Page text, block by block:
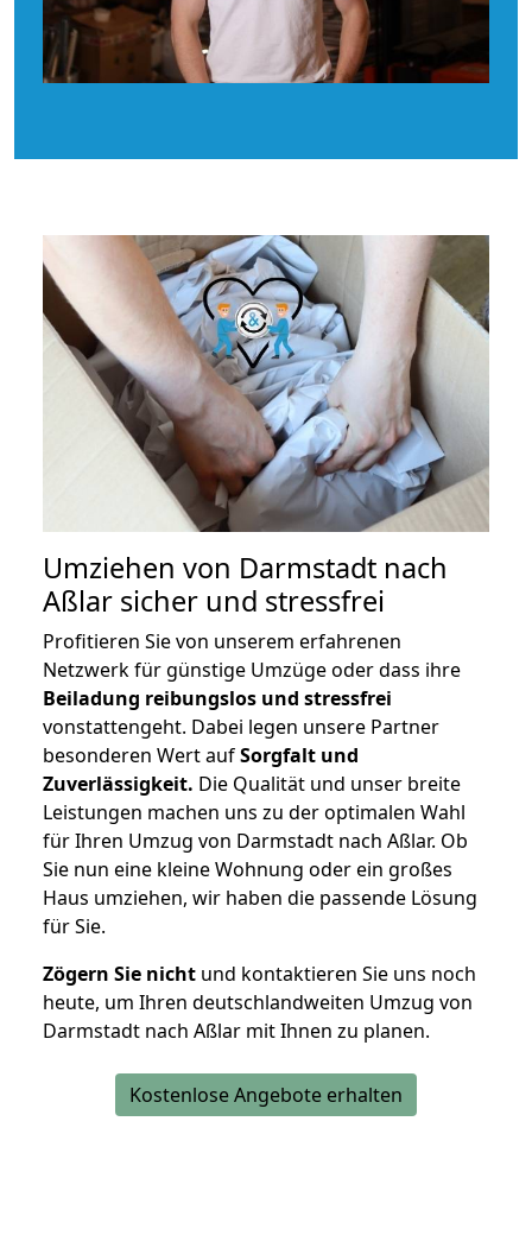
Umziehen von Darmstadt nach
Aßlar sicher und stressfrei
Profitieren Sie von unserem erfahrenen
Netzwerk für günstige Umzüge oder dass ihre
Beiladung reibungslos und stressfrei
vonstattengeht. Dabei legen unsere Partner
besonderen Wert aufSorgfalt und
Zuverlässigkeit. Die Qualität und unser breite
Leistungen machen uns zu der optimalen Wahl
für Ihren Umzug von Darmstadt nach Aßlar. Ob
Sie nun eine kleine Wohnung oder ein großes
Haus umziehen, wir haben die passende Lösung
für Sie.
Zögern Sie nicht und kontaktieren Sie uns noch
heute, um Ihren deutschlandweiten Umzug von
Darmstadt nach Aßlar mit Ihnen zu planen.
Kostenlose Angebote erhalten